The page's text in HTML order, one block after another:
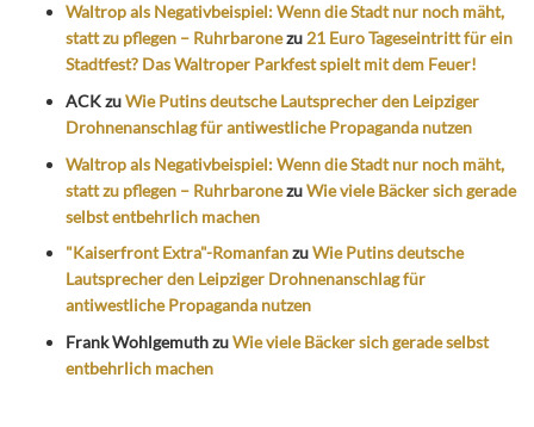
Waltrop als Negativbeispiel: Wenn die Stadt nur noch mäht,
statt zu pflegen – Ruhrbaronezu 21 Euro Tageseintritt für ein
Stadtfest? Das Waltroper Parkfest spielt mit dem Feuer!
ACKzuWie Putins deutsche Lautsprecher den Leipziger
Drohnenanschlag für antiwestliche Propaganda nutzen
Waltrop als Negativbeispiel: Wenn die Stadt nur noch mäht,
statt zu pflegen – RuhrbaronezuWie viele Bäcker sich gerade
selbst entbehrlich machen
"Kaiserfront Extra"-RomanfanzuWie Putins deutsche
Lautsprecher den Leipziger Drohnenanschlag für
antiwestliche Propaganda nutzen
Frank WohlgemuthzuWie viele Bäcker sich gerade selbst
entbehrlich machen